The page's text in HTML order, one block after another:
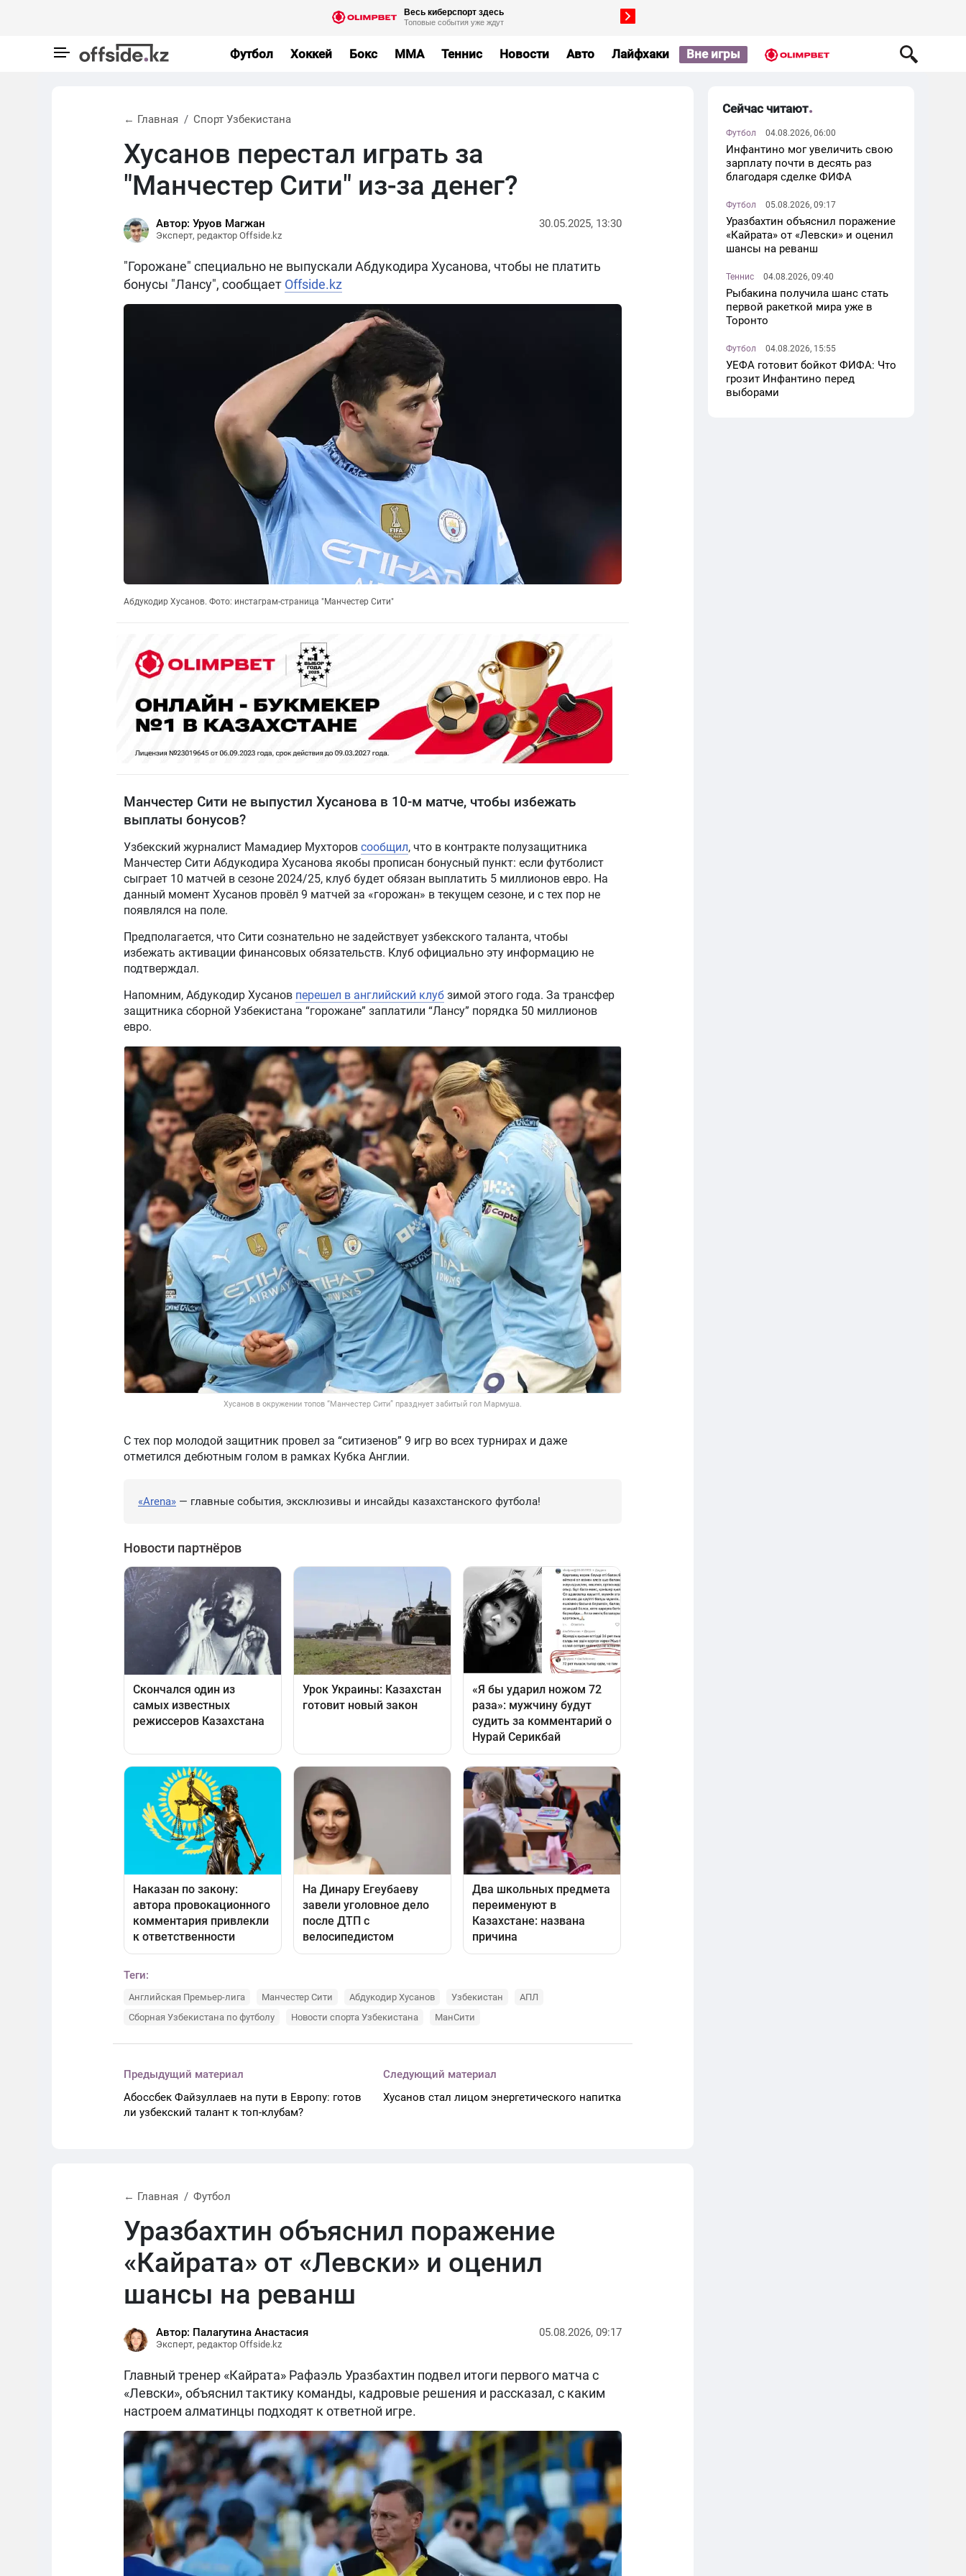
Футбол Хоккей Бокс MMA Теннис Новости Авто Лайфхаки Вне игры
← Главная Спорт Узбекистана
Хусанов перестал играть за
"Манчестер Сити" из-за денег?
Автор: Уруов Магжан
Эксперт, редактор Offside.kz
30.05.2025, 13:30
"Горожане" специально не выпускали Абдукодира Хусанова, чтобы не платить
бонусы "Лансу", сообщает Offside.kz
Абдукодир Хусанов. Фото: инстаграм-страница "Манчестер Сити"
Манчестер Сити не выпустил Хусанова в 10-м матче, чтобы избежать
выплаты бонусов?
Узбекский журналист Мамадиер Мухторов сообщил, что в контракте полузащитника
Манчестер Сити Абдукодира Хусанова якобы прописан бонусный пункт: если футболист
сыграет 10 матчей в сезоне 2024/25, клуб будет обязан выплатить 5 миллионов евро. На
данный момент Хусанов провёл 9 матчей за «горожан» в текущем сезоне, и с тех пор не
появлялся на поле.
Предполагается, что Сити сознательно не задействует узбекского таланта, чтобы
избежать активации финансовых обязательств. Клуб официально эту информацию не
подтверждал.
Напомним, Абдукодир Хусанов перешел в английский клуб зимой этого года. За трансфер
защитника сборной Узбекистана “горожане” заплатили “Лансу” порядка 50 миллионов
евро.
Хусанов в окружении топов “Манчестер Сити” празднует забитый гол Мармуша.
С тех пор молодой защитник провел за “ситизенов” 9 игр во всех турнирах и даже
отметился дебютным голом в рамках Кубка Англии.
«Arena» — главные события, эксклюзивы и инсайды казахстанского футбола!
Теги:
Английская Премьер-лига Манчестер Сити Абдукодир Хусанов Узбекистан
АПЛ
Сборная Узбекистана по футболу
Новости спорта Узбекистана МанСити
Предыдущий материал
Абоссбек Файзуллаев на пути в Европу: готов
ли узбекский талант к топ-клубам?
Следующий материал
Хусанов стал лицом энергетического напитка
← Главная Футбол
Уразбахтин объяснил поражение
«Кайрата» от «Левски» и оценил
шансы на реванш
Автор: Палагутина Анастасия
Эксперт, редактор Offside.kz
05.08.2026, 09:17
Главный тренер «Кайрата» Рафаэль Уразбахтин подвел итоги первого матча с
«Левски», объяснил тактику команды, кадровые решения и рассказал, с каким
настроем алматинцы подходят к ответной игре.
Сейчас читают
Футбол 04.08.2026, 06:00
Инфантино мог увеличить свою
зарплату почти в десять раз
благодаря сделке ФИФА
Футбол 05.08.2026, 09:17
Уразбахтин объяснил поражение
«Кайрата» от «Левски» и оценил
шансы на реванш
Теннис 04.08.2026, 09:40
Рыбакина получила шанс стать
первой ракеткой мира уже в
Торонто
Футбол 04.08.2026, 15:55
УЕФА готовит бойкот ФИФА: Что
грозит Инфантино перед
выборами